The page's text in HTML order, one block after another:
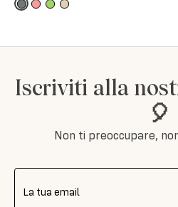
Iscriviti alla
🎈
Non ti preoccupare,
La tua email